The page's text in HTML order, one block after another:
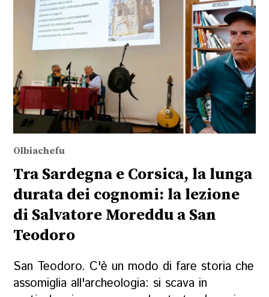
Olbiachefu
Tra Sardegna e Corsica, la lunga
durata dei cognomi: la lezione
di Salvatore Moreddu a San
Teodoro
San Teodoro. C'è un modo di fare storia che
assomiglia all'archeologia: si scava in